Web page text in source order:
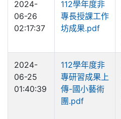
2024-
06-26
02:17:37
112學年度非
專長授課工作
坊成果.pdf
2024-
06-25
01:40:39
112學年度非
專研習成果上
傳-國小藝術
團.pdf